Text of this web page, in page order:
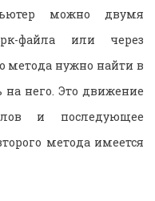
можно двумя
файла или через
метода нужно найти в
него. Это движение
и последующее
метода имеется